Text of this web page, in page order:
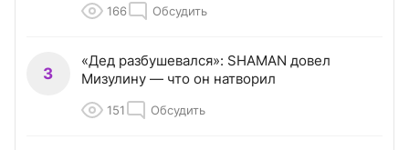
166 Обсудить
3
«Дед разбушевался»: SHAMAN довел
Мизулину — что он натворил
151 Обсудить